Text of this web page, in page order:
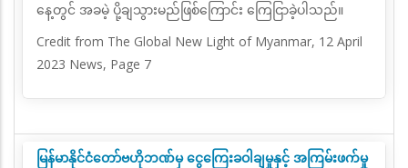
နေ့တွင် အခမဲ့ ပို့ချသွားမည်ဖြစ်ကြောင်း ကြေငြာခဲ့ပါသည်။
Credit from The Global New Light of Myanmar, 12 April
2023 News, Page 7
မြန်မာနိုင်ငံတော်ဗဟိုဘဏ်မှ ငွေကြေးခဝါချမှုနှင့် အကြမ်းဖက်မှု